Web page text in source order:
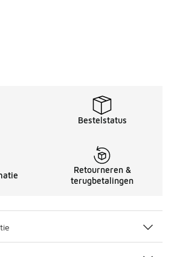
Bestelstatus
Retourneren &
terugbetalingen